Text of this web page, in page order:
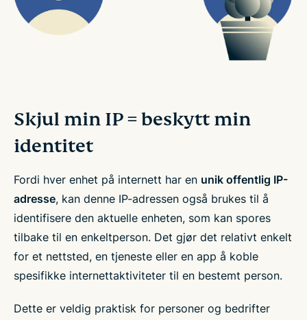
Skjul min IP = beskytt min
identitet
Fordi hver enhet på internett har en unik offentlig IP-
adresse, kan denne IP-adressen også brukes til å
identifisere den aktuelle enheten, som kan spores
tilbake til en enkeltperson. Det gjør det relativt enkelt
for et nettsted, en tjeneste eller en app å koble
spesifikke internettaktiviteter til en bestemt person.
Dette er veldig praktisk for personer og bedrifter